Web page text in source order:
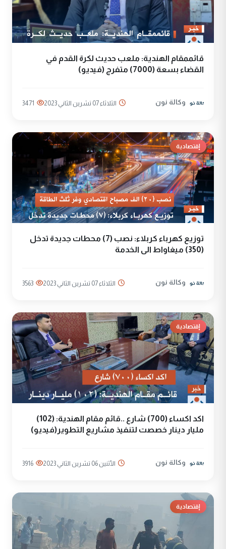
قائممقام الهندية: ملعب حديث لكرة القدم في
القضاء بسعة (7000) متفرج (فيديو)
وكالة نون الثلاثاء 07 تشرين الثاني 2023 3471
إقتصادية
توزيع كهرباء كربلاء: نصب (7) محطات جديدة تدخل
(350) ميغاواط الى الخدمة
وكالة نون الثلاثاء 07 تشرين الثاني 2023 3563
إقتصادية
اكد اكساء (700) شارع ..قائم مقام الهندية: (102)
مليار دينار خصصت لتنفيذ مشاريع التطوير(فيديو)
وكالة نون الأثنين 06 تشرين الثاني 2023 3916
إقتصادية